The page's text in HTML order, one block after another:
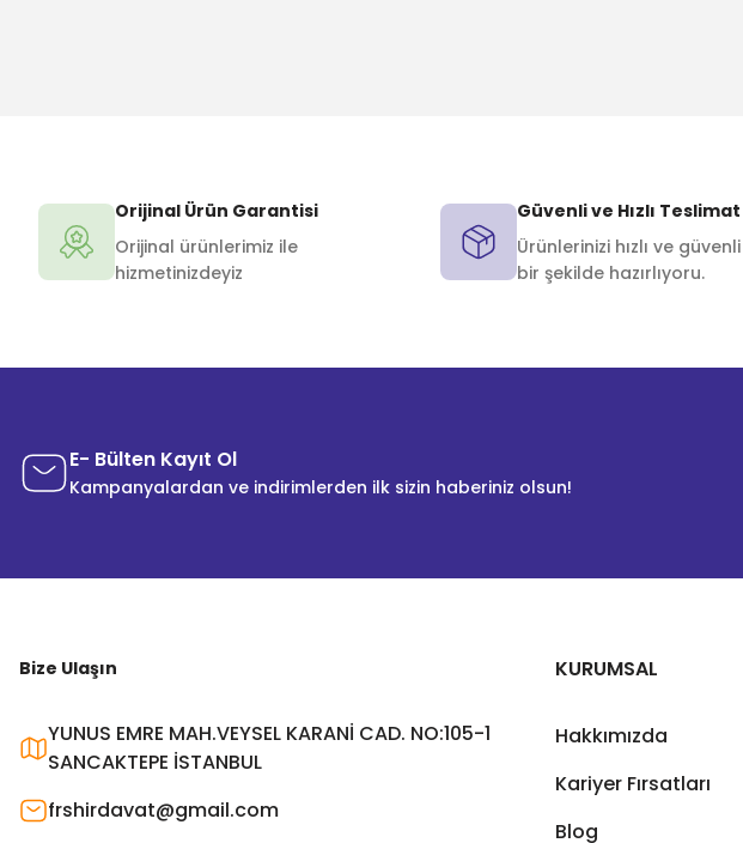
Orijinal Ürün Garantisi
Orijinal ürünlerimiz ile
hizmetinizdeyiz
Güvenli ve Hızlı Teslimat
Ürünlerinizi hızlı ve güvenli
bir şekilde hazırlıyoru.
E- Bülten Kayıt Ol
Kampanyalardan ve indirimlerden ilk sizin haberiniz olsun!
Bize Ulaşın
YUNUS EMRE MAH.VEYSEL KARANİ CAD. NO:105-1
SANCAKTEPE İSTANBUL
frshirdavat@gmail.com
KURUMSAL
Hakkımızda
Kariyer Fırsatları
Blog